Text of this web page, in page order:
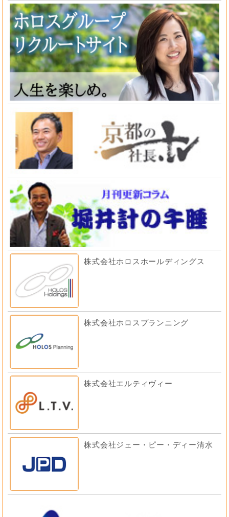
株式会社ホロスホールディングス
株式会社ホロスプランニング
株式会社エルティヴィー
株式会社ジェー・ピー・ディー清水